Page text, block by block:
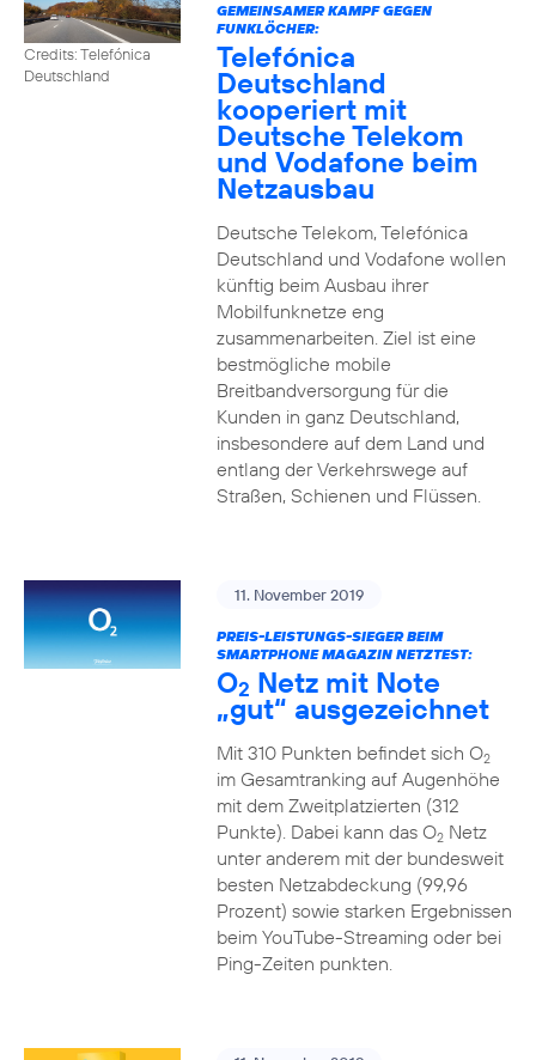
Credits: Telefónica
Deutschland
GEMEINSAMER KAMPF GEGEN
FUNKLÖCHER:
Telefónica
Deutschland
kooperiert mit
Deutsche Telekom
und Vodafone beim
Netzausbau
Deutsche Telekom, Telefónica
Deutschland und Vodafone wollen
künftig beim Ausbau ihrer
Mobilfunknetze eng
zusammenarbeiten. Ziel ist eine
bestmögliche mobile
Breitbandversorgung für die
Kunden in ganz Deutschland,
insbesondere auf dem Land und
entlang der Verkehrswege auf
Straßen, Schienen und Flüssen.
11. November 2019
PREIS-LEISTUNGS-SIEGER BEIM
SMARTPHONE MAGAZIN NETZTEST:
O2 Netz mit Note
„gut“ ausgezeichnet
Mit 310 Punkten befindet sich O2
im Gesamtranking auf Augenhöhe
mit dem Zweitplatzierten (312
Punkte). Dabei kann das O2Netz
unter anderem mit der bundesweit
besten Netzabdeckung (99,96
Prozent) sowie starken Ergebnissen
beim YouTube-Streaming oder bei
Ping-Zeiten punkten.